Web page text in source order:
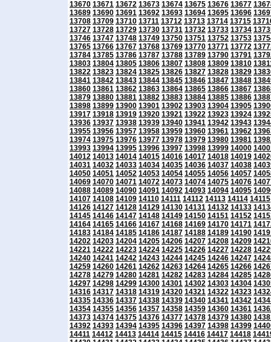
13670 13671 13672 13673 13674 13675 13676 13677
13689 13690 13691 13692 13693 13694 13695 13696
13708 13709 13710 13711 13712 13713 13714 13715
13727 13728 13729 13730 13731 13732 13733 13734
13746 13747 13748 13749 13750 13751 13752 13753
13765 13766 13767 13768 13769 13770 13771 13772
13784 13785 13786 13787 13788 13789 13790 13791
13803 13804 13805 13806 13807 13808 13809 13810
13822 13823 13824 13825 13826 13827 13828 13829
13841 13842 13843 13844 13845 13846 13847 13848
13860 13861 13862 13863 13864 13865 13866 13867
13879 13880 13881 13882 13883 13884 13885 13886
13898 13899 13900 13901 13902 13903 13904 13905
13917 13918 13919 13920 13921 13922 13923 13924
13936 13937 13938 13939 13940 13941 13942 13943
13955 13956 13957 13958 13959 13960 13961 13962
13974 13975 13976 13977 13978 13979 13980 13981
13993 13994 13995 13996 13997 13998 13999 14000
14012 14013 14014 14015 14016 14017 14018 14019
14031 14032 14033 14034 14035 14036 14037 14038
14050 14051 14052 14053 14054 14055 14056 14057
14069 14070 14071 14072 14073 14074 14075 14076
14088 14089 14090 14091 14092 14093 14094 14095
14107 14108 14109 14110 14111 14112 14113 14114 14115
14126 14127 14128 14129 14130 14131 14132 14133
14145 14146 14147 14148 14149 14150 14151 14152
14164 14165 14166 14167 14168 14169 14170 14171
14183 14184 14185 14186 14187 14188 14189 14190
14202 14203 14204 14205 14206 14207 14208 14209
14221 14222 14223 14224 14225 14226 14227 14228
14240 14241 14242 14243 14244 14245 14246 14247
14259 14260 14261 14262 14263 14264 14265 14266
14278 14279 14280 14281 14282 14283 14284 14285
14297 14298 14299 14300 14301 14302 14303 14304
14316 14317 14318 14319 14320 14321 14322 14323
14335 14336 14337 14338 14339 14340 14341 14342
14354 14355 14356 14357 14358 14359 14360 14361
14373 14374 14375 14376 14377 14378 14379 14380
14392 14393 14394 14395 14396 14397 14398 14399
14411 14412 14413 14414 14415 14416 14417 14418